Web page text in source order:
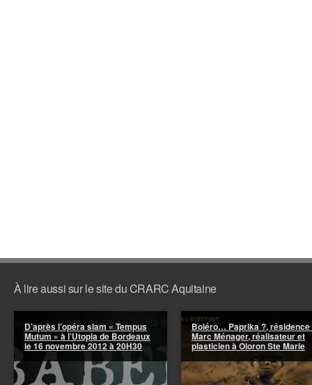
À lire aussi sur le site du CRARC Aquitaine
D’après l’opéra slam « Tempus
Mutum » à l’Utopia de Bordeaux
le 16 novembre 2012 à 20H30
Boléro… Paprika ?, résidence
Marc Ménager, réalisateur et
plasticien à Oloron Ste Marie